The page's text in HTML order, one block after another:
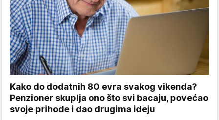
Kako do dodatnih 80 evra svakog vikenda?
Penzioner skuplja ono što svi bacaju, povećao
svoje prihode i dao drugima ideju